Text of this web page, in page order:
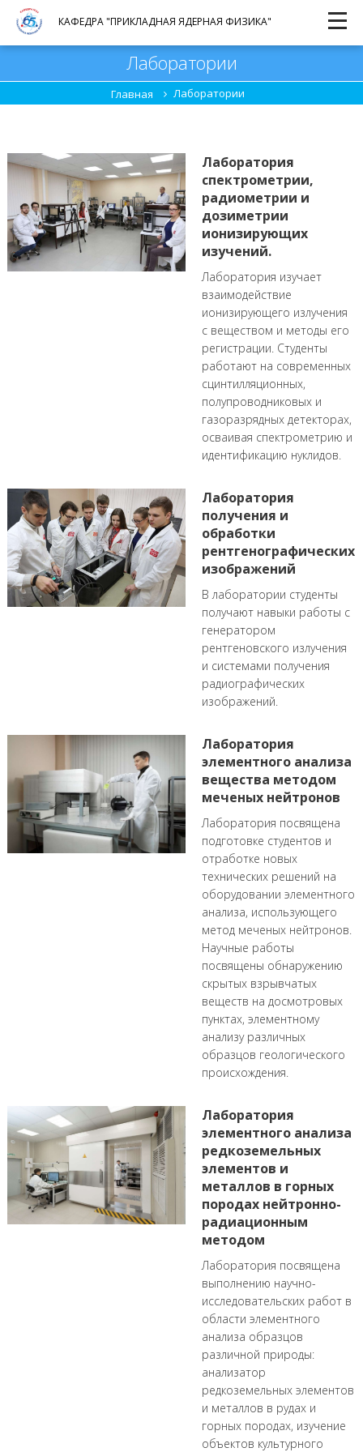
КАФЕДРА "ПРИКЛАДНАЯ ЯДЕРНАЯ ФИЗИКА"
Лаборатории
Главная Лаборатории
Лаборатория
спектрометрии,
радиометрии и
дозиметрии
ионизирующих
изучений.
Лаборатория изучает
взаимодействие
ионизирующего излучения
с веществом и методы его
регистрации. Студенты
работают на современных
сцинтилляционных,
полупроводниковых и
газоразрядных детекторах,
осваивая спектрометрию и
идентификацию нуклидов.
Лаборатория
получения и
обработки
рентгенографических
изображений
В лаборатории студенты
получают навыки работы с
генератором
рентгеновского излучения
и системами получения
радиографических
изображений.
Лаборатория
элементного анализа
вещества методом
меченых нейтронов
Лаборатория посвящена
подготовке студентов и
отработке новых
технических решений на
оборудовании элементного
анализа, использующего
метод меченых нейтронов.
Научные работы
посвящены обнаружению
скрытых взрывчатых
веществ на досмотровых
пунктах, элементному
анализу различных
образцов геологического
происхождения.
Лаборатория
элементного анализа
редкоземельных
элементов и
металлов в горных
породах нейтронно-
радиационным
методом
Лаборатория посвящена
выполнению научно-
исследовательских работ в
области элементного
анализа образцов
различной природы:
анализатор
редкоземельных элементов
и металлов в рудах и
горных породах, изучение
объектов культурного